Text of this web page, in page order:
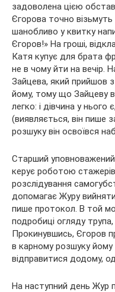
задоволена цією
Єгорова точно
шанобливо у квитку
Єгоров!» На гроші,
Катя купує для брата
не в чому йти на вечір.
Зайцева, який прийшов з
йому, тому що Зайцеву
легко: і дівчина у нього
(виявляється, він пише
розшуку він освоївся
Старший
керує роботою
розслідування
допомагає Журу
пише протокол. В той
подробиці огляду
Прокинувшись, Єгоров
в карному розшуку йому
відправитися додому,
На наступний день Жур